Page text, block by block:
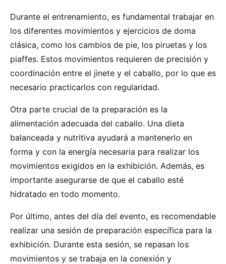
Durante el entrenamiento, es fundamental trabajar en
los diferentes movimientos y ejercicios de doma
clásica, como los cambios de pie, los piruetas y los
piaffes. Estos movimientos requieren de precisión y
coordinación entre el jinete y el caballo, por lo que es
necesario practicarlos con regularidad.
Otra parte crucial de la preparación es la
alimentación adecuada del caballo. Una dieta
balanceada y nutritiva ayudará a mantenerlo en
forma y con la energía necesaria para realizar los
movimientos exigidos en la exhibición. Además, es
importante asegurarse de que el caballo esté
hidratado en todo momento.
Por último, antes del día del evento, es recomendable
realizar una sesión de preparación específica para la
exhibición. Durante esta sesión, se repasan los
movimientos y se trabaja en la conexión y